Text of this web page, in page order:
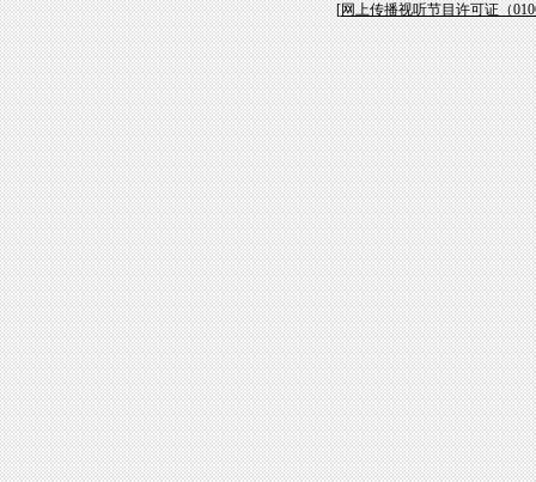
[网上传播视听节目许可证（